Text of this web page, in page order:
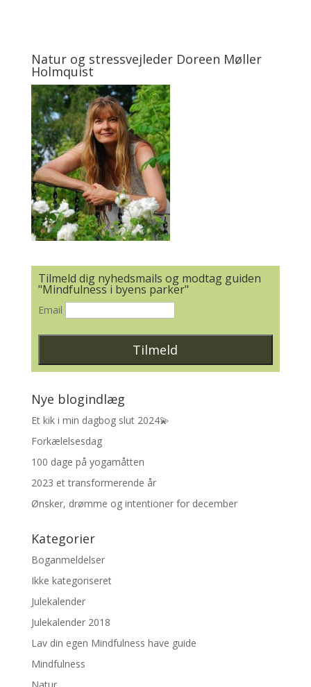
Natur og stressvejleder Doreen Møller
Holmquist
Tilmeld dig nyhedsmails og modtag guiden
"Mindfulness i byens parker"
Email
Nye blogindlæg
Et kik i min dagbog slut 2024💫
Forkælelsesdag
100 dage på yogamåtten
2023 et transformerende år
Ønsker, drømme og intentioner for december
Kategorier
Boganmeldelser
Ikke kategoriseret
Julekalender
Julekalender 2018
Lav din egen Mindfulness have guide
Mindfulness
Natur